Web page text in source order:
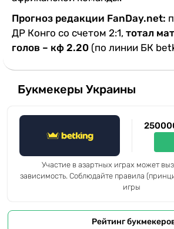
Прогноз редакции FanDay.net:
ДР Конго со счетом 2:1, тотал
голов – кф 2.20 (по линии БК
Букмекеры Украины
Участие в азартных играх может
зависимость. Соблюдайте правила
игры
Рейтинг